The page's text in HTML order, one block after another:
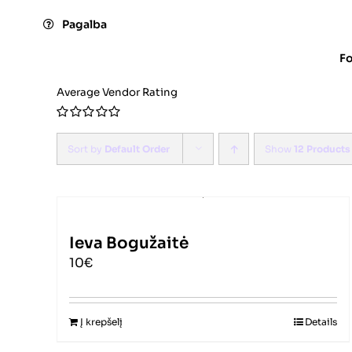
Pagalba
Average Vendor Rating
0
out
5
Sort by Default Order Show 12 Products
Ieva Bogužaitė
10€
Į krepšelį Details